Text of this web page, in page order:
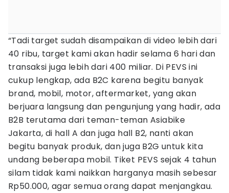
“Tadi target sudah disampaikan di video lebih dari
40 ribu, target kami akan hadir selama 6 hari dan
transaksi juga lebih dari 400 miliar. Di PEVS ini
cukup lengkap, ada B2C karena begitu banyak
brand, mobil, motor, aftermarket, yang akan
berjuara langsung dan pengunjung yang hadir, ada
B2B terutama dari teman-teman Asiabike
Jakarta, di hall A dan juga hall B2, nanti akan
begitu banyak produk, dan juga B2G untuk kita
undang beberapa mobil. Tiket PEVS sejak 4 tahun
silam tidak kami naikkan harganya masih sebesar
Rp50.000, agar semua orang dapat menjangkau.